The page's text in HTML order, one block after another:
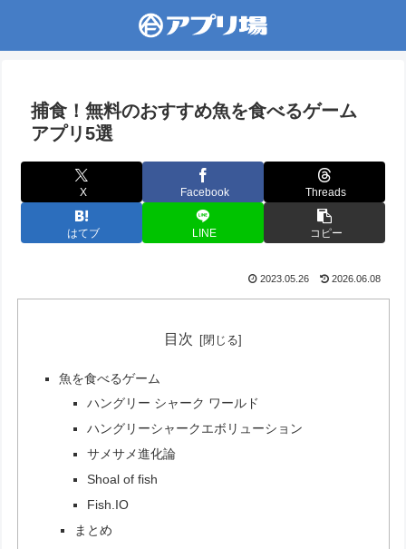
捕食！無料のおすすめ魚を食べるゲーム
アプリ5選
X Facebook Threads
はてブ LINE コピー
2023.05.26 2026.06.08
目次
魚を食べるゲーム
ハングリー シャーク ワールド
ハングリーシャークエボリューション
サメサメ進化論
Shoal of fish
Fish.IO
まとめ